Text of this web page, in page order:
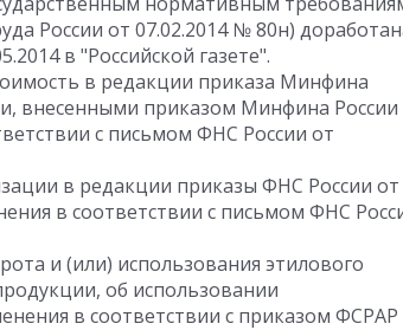
России от 07.02.2014 № 80н)
в "Российской газете".
в редакции приказа Минфина
внесенными приказом Минфина России
с письмом ФНС России от
в редакции приказы ФНС России от
в соответствии с письмом ФНС
и (или) использования этилового
об использовании
в соответствии с приказом ФСРАР